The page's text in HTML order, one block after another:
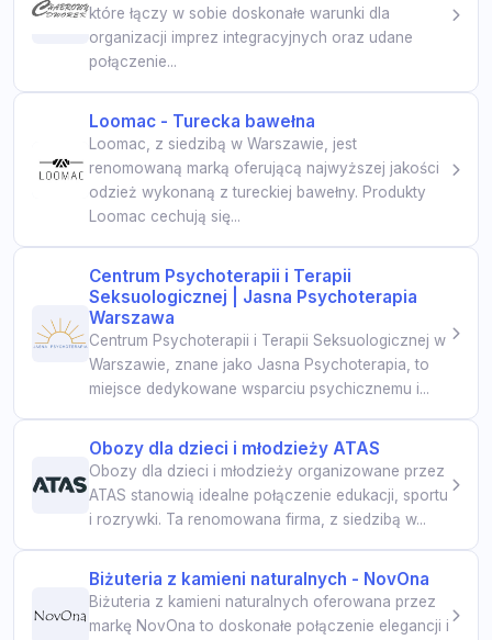
które łączy w sobie doskonałe warunki dla
organizacji imprez integracyjnych oraz udane
połączenie...
Loomac - Turecka bawełna
Loomac, z siedzibą w Warszawie, jest
renomowaną marką oferującą najwyższej jakości
odzież wykonaną z tureckiej bawełny. Produkty
Loomac cechują się...
Centrum Psychoterapii i Terapii
Seksuologicznej | Jasna Psychoterapia
Warszawa
Centrum Psychoterapii i Terapii Seksuologicznej w
Warszawie, znane jako Jasna Psychoterapia, to
miejsce dedykowane wsparciu psychicznemu i...
Obozy dla dzieci i młodzieży ATAS
Obozy dla dzieci i młodzieży organizowane przez
ATAS stanowią idealne połączenie edukacji, sportu
i rozrywki. Ta renomowana firma, z siedzibą w...
Biżuteria z kamieni naturalnych - NovOna
Biżuteria z kamieni naturalnych oferowana przez
markę NovOna to doskonałe połączenie elegancji i